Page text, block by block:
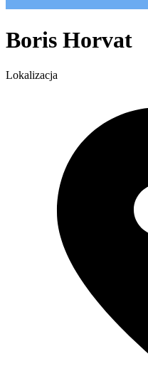
Boris Horvat
Lokalizacja